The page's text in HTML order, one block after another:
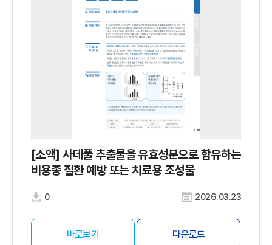
[소액] 사데풀 추출물을 유효성분으로 함유하는
비용종 질환 예방 또는 치료용 조성물
0 2026.03.23
바로보기 다운로드